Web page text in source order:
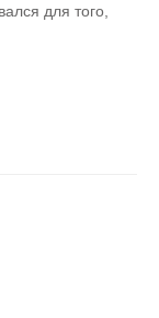
для того,